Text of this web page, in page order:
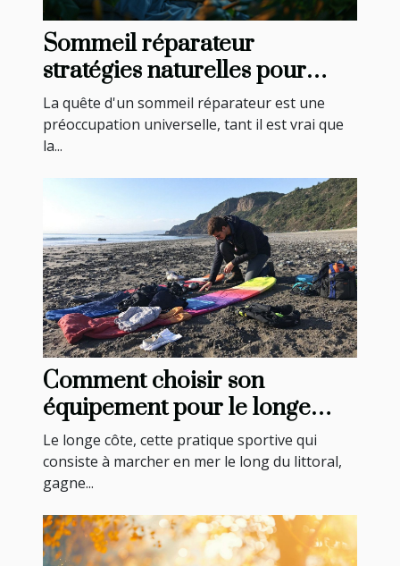
Sommeil réparateur
stratégies naturelles pour
améliorer la qualité de votre
repos nocturne
La quête d'un sommeil réparateur est une
préoccupation universelle, tant il est vrai que
la...
Comment choisir son
équipement pour le longe
côte : guide pratique
Le longe côte, cette pratique sportive qui
consiste à marcher en mer le long du littoral,
gagne...